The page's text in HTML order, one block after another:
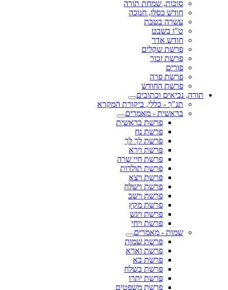
סוכות, שמחת תורה
חודש כסלו, חנוכה
עשרה בטבת
ט"ו בשבט
חודש אדר
פרשת שקלים
פרשת זכור
פורים
פרשת פרה
פרשת החודש
תורה, נביאים וכתובים
תנ"ך - כללי, ביקורת המקרא
בראשית - מאמרים
פרשת בראשית
פרשת נח
פרשת לך לך
פרשת וירא
פרשת חיי שרה
פרשת תולדות
פרשת ויצא
פרשת וישלח
פרשת וישב
פרשת מקץ
פרשת ויגש
פרשת ויחי
שמות - מאמרים
פרשת שמות
פרשת וארא
פרשת בא
פרשת בשלח
פרשת יתרו
פרשת משפטים